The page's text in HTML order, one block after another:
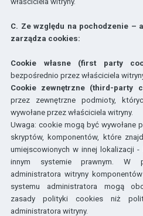
C. Ze względu na pochodzenie –
zarządza cookies:
Cookie własne (first party
bezpośrednio przez właściciela
Cookie zewnętrzne (third-party
przez zewnętrzne podmioty,
wywołane przez właściciela witryny.
Uwaga: cookie mogą być wywołane
skryptów, komponentów, które
umiejscowionych w innej lokalizacji -
innym systemie prawnym. W
administratora witryny
systemu administratora mogą
zasady polityki cookies niż
administratora witryny.